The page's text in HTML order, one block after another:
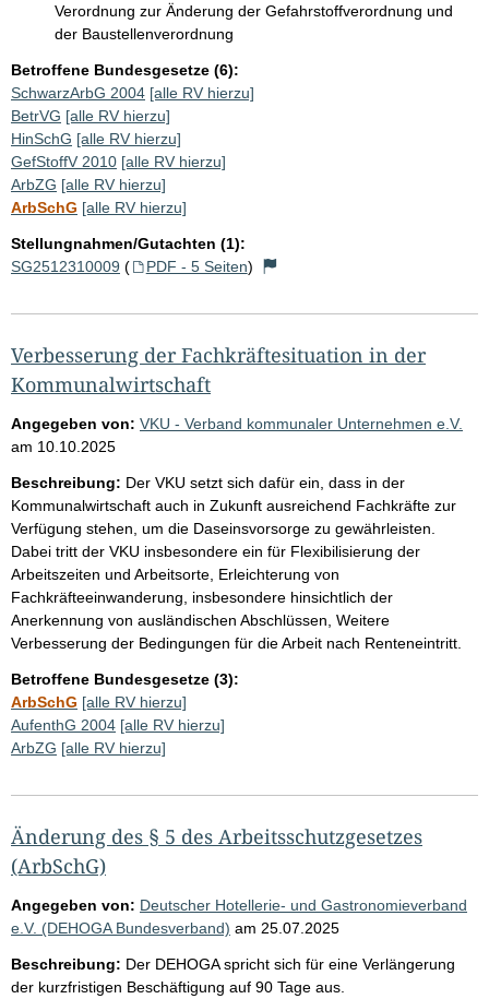
Verordnung zur Änderung der Gefahrstoffverordnung und
der Baustellenverordnung
Betroffene Bundesgesetze (6):
SchwarzArbG 2004 [alle RV hierzu]
BetrVG [alle RV hierzu]
HinSchG [alle RV hierzu]
GefStoffV 2010 [alle RV hierzu]
ArbZG [alle RV hierzu]
ArbSchG [alle RV hierzu]
Stellungnahmen/Gutachten (1):
SG2512310009 ( PDF - 5 Seiten)
Verbesserung der Fachkräftesituation in der
Kommunalwirtschaft
Angegeben von: VKU - Verband kommunaler Unternehmen e.V.
am 10.10.2025
Beschreibung: Der VKU setzt sich dafür ein, dass in der
Kommunalwirtschaft auch in Zukunft ausreichend Fachkräfte zur
Verfügung stehen, um die Daseinsvorsorge zu gewährleisten.
Dabei tritt der VKU insbesondere ein für Flexibilisierung der
Arbeitszeiten und Arbeitsorte, Erleichterung von
Fachkräfteeinwanderung, insbesondere hinsichtlich der
Anerkennung von ausländischen Abschlüssen, Weitere
Verbesserung der Bedingungen für die Arbeit nach Renteneintritt.
Betroffene Bundesgesetze (3):
ArbSchG [alle RV hierzu]
AufenthG 2004 [alle RV hierzu]
ArbZG [alle RV hierzu]
Änderung des § 5 des Arbeitsschutzgesetzes
(ArbSchG)
Angegeben von: Deutscher Hotellerie- und Gastronomieverband
e.V. (DEHOGA Bundesverband) am 25.07.2025
Beschreibung: Der DEHOGA spricht sich für eine Verlängerung
der kurzfristigen Beschäftigung auf 90 Tage aus.